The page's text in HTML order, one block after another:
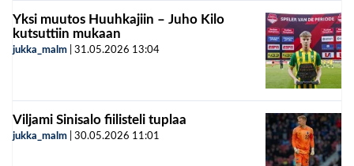
Yksi muutos Huuhkajiin – Juho Kilo
kutsuttiin mukaan
jukka_malm 31.05.2026 13:04
Viljami Sinisalo fiilisteli tuplaa
jukka_malm 30.05.2026 11:01